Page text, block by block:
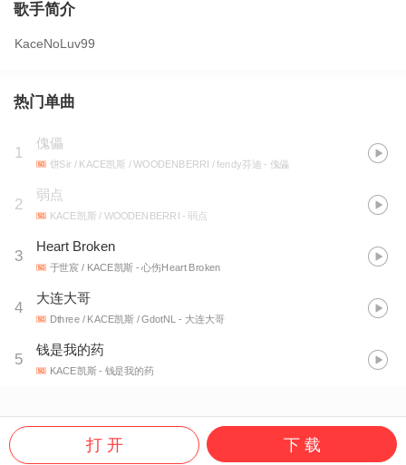
歌手简介
KaceNoLuv99
热门单曲
1
傀儡
饼Sir / KACE凯斯 / WOODENBERRI / fendy芬迪 - 傀儡
2
弱点
KACE凯斯 / WOODENBERRI - 弱点
3
Heart Broken
于世宸 / KACE凯斯 - 心伤Heart Broken
4
大连大哥
Dthree / KACE凯斯 / GdotNL - 大连大哥
5
钱是我的药
KACE凯斯- 钱是我的药
打 开 下 载